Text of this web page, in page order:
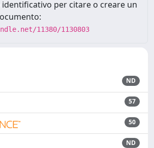
per citare o creare un
11380/1130803
ND
57
50
ND